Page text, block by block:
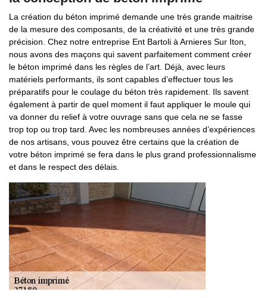
La création du béton imprimé demande une très grande maitrise
de la mesure des composants, de la créativité et une très grande
précision. Chez notre entreprise Ent Bartoli à Arnieres Sur Iton,
nous avons des maçons qui savent parfaitement comment créer
le béton imprimé dans les règles de l’art. Déjà, avec leurs
matériels performants, ils sont capables d’effectuer tous les
préparatifs pour le coulage du béton très rapidement. Ils savent
également à partir de quel moment il faut appliquer le moule qui
va donner du relief à votre ouvrage sans que cela ne se fasse
trop top ou trop tard. Avec les nombreuses années d’expériences
de nos artisans, vous pouvez être certains que la création de
votre béton imprimé se fera dans le plus grand professionnalisme
et dans le respect des délais.